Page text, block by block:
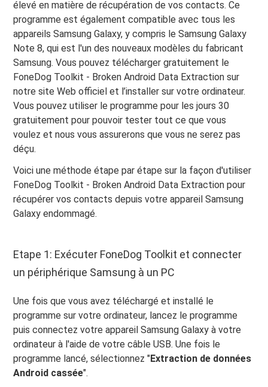
élevé en matière de récupération de vos contacts. Ce
programme est également compatible avec tous les
appareils Samsung Galaxy, y compris le Samsung Galaxy
Note 8, qui est l'un des nouveaux modèles du fabricant
Samsung. Vous pouvez télécharger gratuitement le
FoneDog Toolkit - Broken Android Data Extraction sur
notre site Web officiel et l’installer sur votre ordinateur.
Vous pouvez utiliser le programme pour les jours 30
gratuitement pour pouvoir tester tout ce que vous
voulez et nous vous assurerons que vous ne serez pas
déçu.
Voici une méthode étape par étape sur la façon d'utiliser
FoneDog Toolkit - Broken Android Data Extraction pour
récupérer vos contacts depuis votre appareil Samsung
Galaxy endommagé.
Etape 1: Exécuter FoneDog Toolkit et connecter
un périphérique Samsung à un PC
Une fois que vous avez téléchargé et installé le
programme sur votre ordinateur, lancez le programme
puis connectez votre appareil Samsung Galaxy à votre
ordinateur à l'aide de votre câble USB. Une fois le
programme lancé, sélectionnez "Extraction de données
Android cassée".